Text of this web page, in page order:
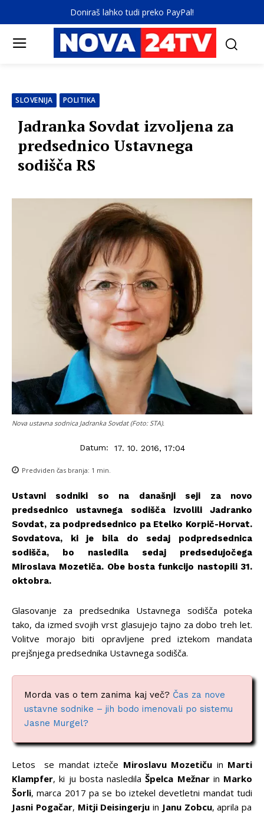
Doniraš lahko tudi preko PayPal!
SLOVENIJA POLITIKA
Jadranka Sovdat izvoljena za
predsednico Ustavnega
sodišča RS
Nova ustavna sodnica Jadranka Sovdat (Foto: STA).
Datum: 17. 10. 2016, 17:04
Predviden čas branja: 1 min.
Ustavni sodniki so na današnji seji za novo
predsednico ustavnega sodišča izvolili Jadranko
Sovdat, za podpredsednico pa Etelko Korpič-Horvat.
Sovdatova, ki je bila do sedaj podpredsednica
sodišča, bo nasledila sedaj predsedujočega
Miroslava Mozetiča. Obe bosta funkcijo nastopili 31.
oktobra.
Glasovanje za predsednika Ustavnega sodišča poteka
tako, da izmed svojih vrst glasujejo tajno za dobo treh let.
Volitve morajo biti opravljene pred iztekom mandata
prejšnjega predsednika Ustavnega sodišča.
Morda vas o tem zanima kaj več? Čas za nove
ustavne sodnike – jih bodo imenovali po sistemu
Jasne Murgel?
Letos se mandat izteče Miroslavu Mozetiču in Marti
Klampfer, ki ju bosta nasledilaŠpelca Mežnarin Marko
Šorli, marca 2017 pa se bo iztekel devetletni mandat tudi
Jasni Pogačar, Mitji Deisingerju in Janu Zobcu, aprila pa